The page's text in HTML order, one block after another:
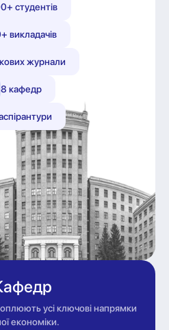
студентів
викладачів
журнали
8 кафедр
усі ключові напрямки
економіки.